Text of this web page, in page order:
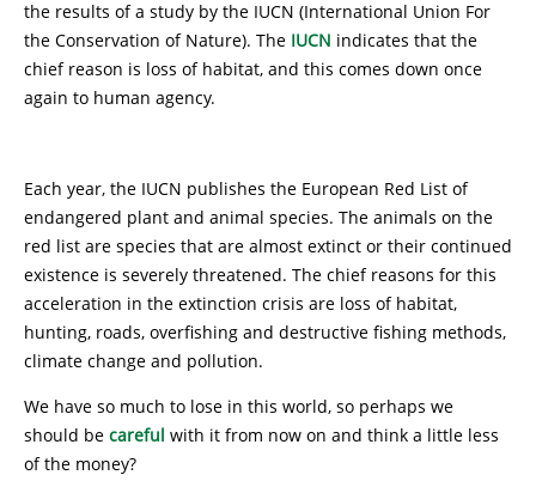
the results of a study by the IUCN (International Union For
the Conservation of Nature). The IUCN indicates that the
chief reason is loss of habitat, and this comes down once
again to human agency.
Each year, the IUCN publishes the European Red List of
endangered plant and animal species. The animals on the
red list are species that are almost extinct or their continued
existence is severely threatened. The chief reasons for this
acceleration in the extinction crisis are loss of habitat,
hunting, roads, overfishing and destructive fishing methods,
climate change and pollution.
We have so much to lose in this world, so perhaps we
should be careful with it from now on and think a little less
of the money?